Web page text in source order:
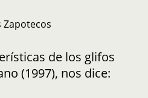
Zapotecos
de los glifos
(1997), nos dice: